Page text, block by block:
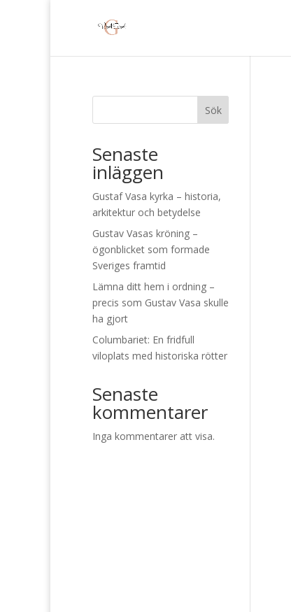
Sök
Senaste
inläggen
Gustaf Vasa kyrka – historia,
arkitektur och betydelse
Gustav Vasas kröning –
ögonblicket som formade
Sveriges framtid
Lämna ditt hem i ordning –
precis som Gustav Vasa skulle
ha gjort
Columbariet: En fridfull
viloplats med historiska rötter
Senaste
kommentarer
Inga kommentarer att visa.